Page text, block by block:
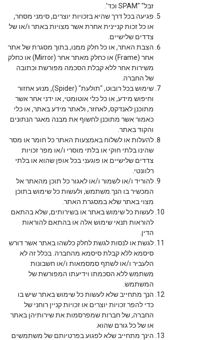
זבל" "SPAM וכד'.
פגיעה בכל דרך שהיא בזכויות יוצרים, סימני מסחר,
או כל זכות קניינית אחרת אשר מצויות באתר ו/או של
צדדים שלישיים.
הצבת האתר, או כל חלק ממנו, בתוך מסגרת של אתר
אחר (Frame) או כחלק מאתר אחר (Mirror) או כחלק
משירות אחר ללא קבלת הסכמה מפורשת וכתובה
של החברה.
שימוש בכל רובוט, "תולעת" (Spider), מנוע אחזור
וחיפוש מידע, או כל כלי אוטומטי, או ידני אחר אשר
מתוכנן לאנדקס, לאחזר, ולאתר מידע באתר, או כלי
כאמור אשר מתוכנן לחשוף את מבנה מאגר הנתונים
והקוד באתר.
להעלות או לשלוח באמצעות האתר כל חומר או מסר
שהינו בלתי חוקי או בלתי מוסרי ו/או מפר זכויות
צדדים שלישיים או פוגעני בכל אופן שהוא או בלתי
רלוונטי.
להוריד ו/או לשמור ו/או לאגור כל תוכן מהאתר אל
המכשיר בו הנך משתמש, ולעשות כל שימוש בתוכן
מצוי באתר שלא במסגרת האתר.
לעשות כל שימוש באתר או בשירותים, שלא בהתאם
להוראות תנאי שימוש אלה או בהתאם להוראות
הדין.
לגשת או לנסות לגשת לחלק כלשהו באתר אשר דורש
סיסמא ללא קבלת סיסמא מהחברה. בכלל זה לא
הלעביר ו/או לשתף סמסמאות ו/או חשבונות
משתמש ללא הסכמתו וידיעתו המפורשת של
המשתמש.
הנך מתחייב שלא לעשות כל שימוש באתר שיש בו
כדי להפר זכויות יוצרים או זכויות קניין רוחני של
החברה, של חברות שמפרסמות את שירותיהן באתר
או של כל גורם שהוא.
הינך מתחייב שלא לפגוע בפרטיותם של משתמשים